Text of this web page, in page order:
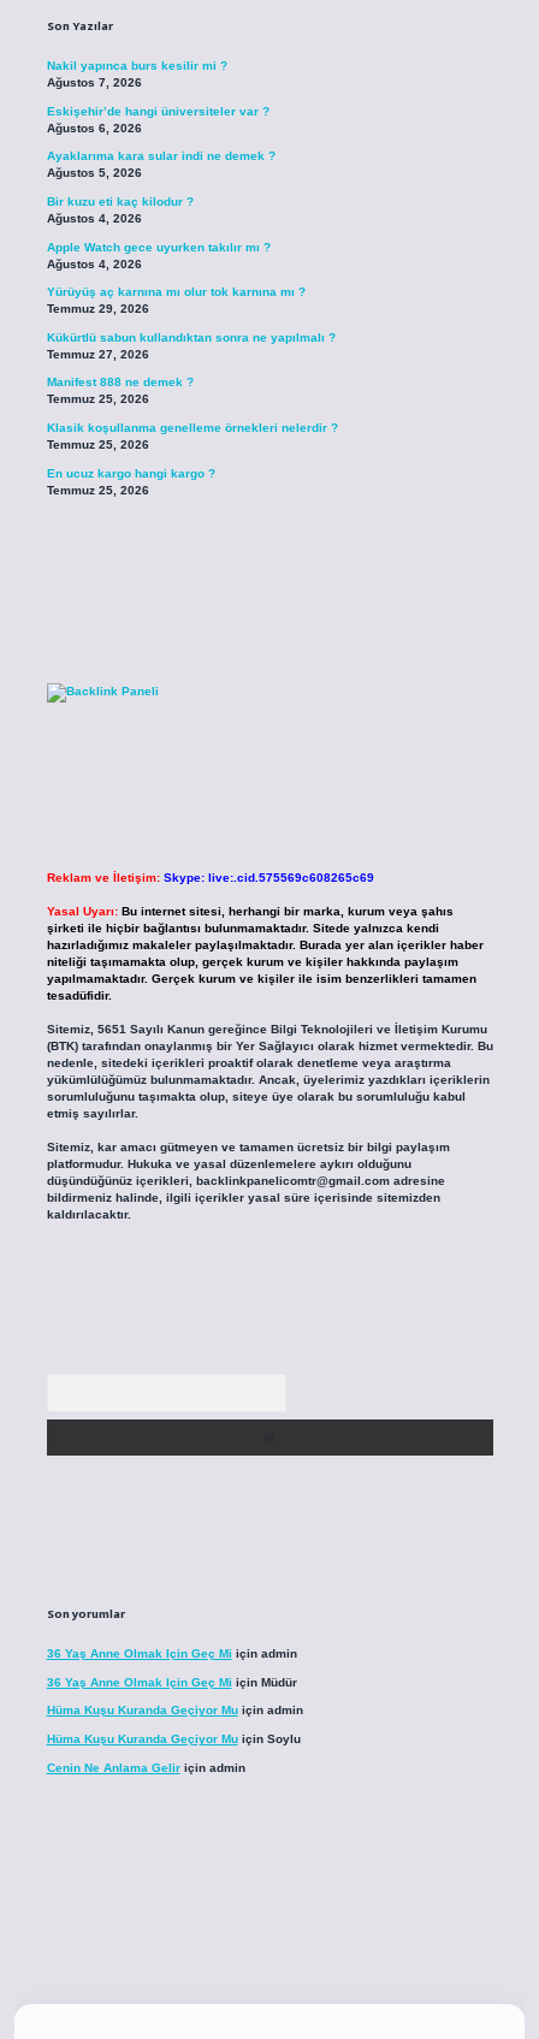
Son Yazılar
Nakil yapınca burs kesilir mi ?
Ağustos 7, 2026
Eskişehir’de hangi üniversiteler var ?
Ağustos 6, 2026
Ayaklarıma kara sular indi ne demek ?
Ağustos 5, 2026
Bir kuzu eti kaç kilodur ?
Ağustos 4, 2026
Apple Watch gece uyurken takılır mı ?
Ağustos 4, 2026
Yürüyüş aç karnına mı olur tok karnına mı ?
Temmuz 29, 2026
Kükürtlü sabun kullandıktan sonra ne yapılmalı ?
Temmuz 27, 2026
Manifest 888 ne demek ?
Temmuz 25, 2026
Klasik koşullanma genelleme örnekleri nelerdir ?
Temmuz 25, 2026
En ucuz kargo hangi kargo ?
Temmuz 25, 2026
Reklam ve İletişim: Skype: live:.cid.575569c608265c69
Yasal Uyarı: Bu internet sitesi, herhangi bir marka, kurum veya şahıs
şirketi ile hiçbir bağlantısı bulunmamaktadır. Sitede yalnızca kendi
hazırladığımız makaleler paylaşılmaktadır. Burada yer alan içerikler haber
niteliği taşımamakta olup, gerçek kurum ve kişiler hakkında paylaşım
yapılmamaktadır. Gerçek kurum ve kişiler ile isim benzerlikleri tamamen
tesadüfidir.
Sitemiz, 5651 Sayılı Kanun gereğince Bilgi Teknolojileri ve İletişim Kurumu
(BTK) tarafından onaylanmış bir Yer Sağlayıcı olarak hizmet vermektedir. Bu
nedenle, sitedeki içerikleri proaktif olarak denetleme veya araştırma
yükümlülüğümüz bulunmamaktadır. Ancak, üyelerimiz yazdıkları içeriklerin
sorumluluğunu taşımakta olup, siteye üye olarak bu sorumluluğu kabul
etmiş sayılırlar.
Sitemiz, kar amacı gütmeyen ve tamamen ücretsiz bir bilgi paylaşım
platformudur. Hukuka ve yasal düzenlemelere aykırı olduğunu
düşündüğünüz içerikleri, backlinkpanelicomtr@gmail.comadresine
bildirmeniz halinde, ilgili içerikler yasal süre içerisinde sitemizden
kaldırılacaktır.
Son yorumlar
36 Yaş Anne Olmak Için Geç Mi için admin
36 Yaş Anne Olmak Için Geç Mi için Müdür
Hüma Kuşu Kuranda Geçiyor Muiçin admin
Hüma Kuşu Kuranda Geçiyor Muiçin Soylu
Cenin Ne Anlama Geliriçin admin